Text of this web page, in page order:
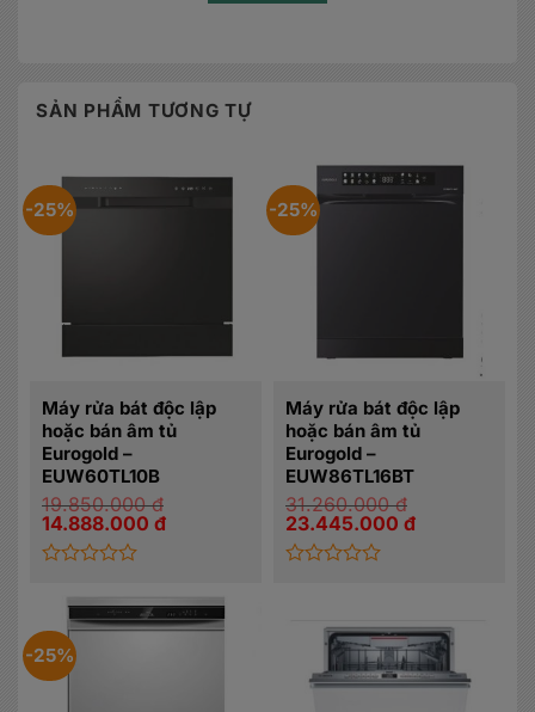
SẢN PHẨM TƯƠNG TỰ
-25%
Máy rửa bát độc lập
hoặc bán âm tủ
Eurogold –
EUW60TL10B
19.850.000đ
Giá
gốc
là:
19.850.000 đ.
14.888.000 đGiá
xếp
hạng
0
5
sao
-25%
Máy rửa bát độc lập
hoặc bán âm tủ
Eurogold –
EUW86TL16BT
31.260.000đ
Giá
gốc
là:
31.260.000 đ.
23.445.000 đGiá
sao
-25%